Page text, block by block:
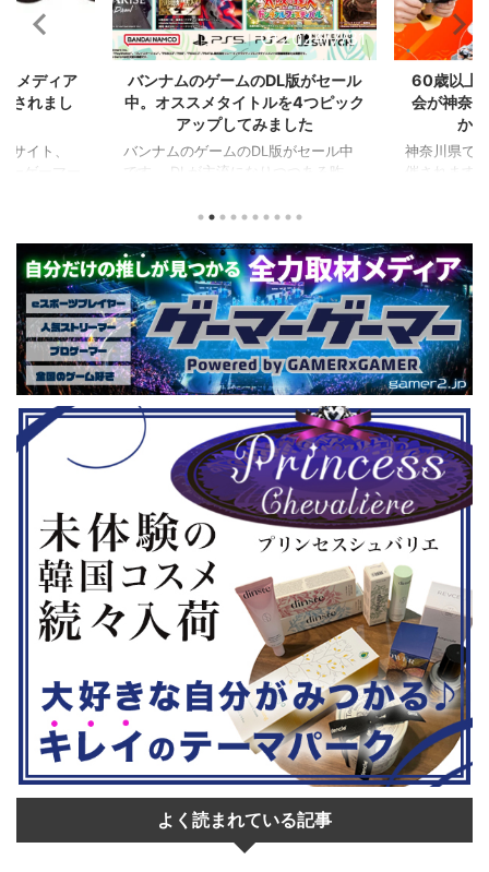
2024/7/31
がセール
4つピック
セール中
ある昨
ルを独自に
。（類似し
ゲーム、長
ム） 注目
セット』
ホラーゲー
『鉄拳8
2024/7/31
60歳以上が対象のeスポーツの大
会が神奈川で開催。ゲストはまさ
かの蝶野正洋！！！
神奈川県でシニアeスポーツ大会が開
催されます。 東日本予選（福島
選（神奈川県）の優勝者3名が決勝大
仕様。ご当地キャラクターによる対戦
も見られるとのことなので、家族で楽
しめるイベントになっているようで
す。 ちなみに、ゲストのプロレスラ
ーである蝶野正洋さんは今年60歳に
なるそうです。トークセッションに登
場しますよ。 この記事のポイント ・
大会参加者は60歳以上 ・3地区で予
選あり。予選は8月24日、25日と9月
22日。本戦は9月22日（事前エ ...
セガのサ
『ユニコ
『ペルソ
セガの最新
ファンから
や編成や育
クなどが話
売されたば
要チェック
ル」に『ユ
登場！『龍
リロード』
は、
ンドーeショ
...
よく読まれている記事